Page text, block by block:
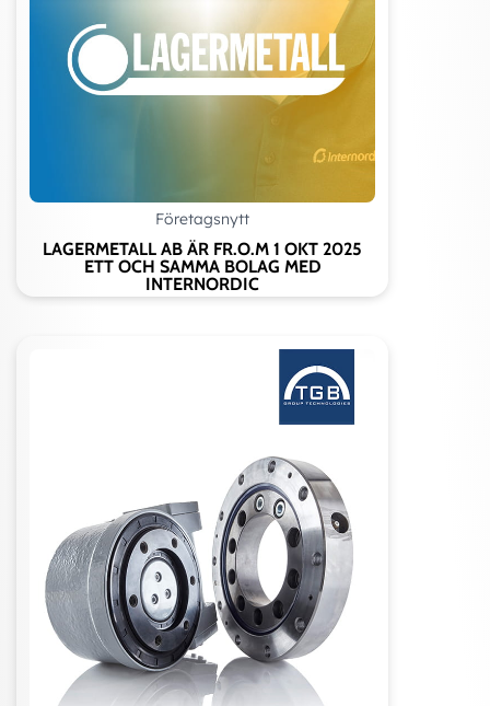
Företagsnytt
LAGERMETALL AB ÄR FR.O.M 1 OKT 2025
ETT OCH SAMMA BOLAG MED
INTERNORDIC